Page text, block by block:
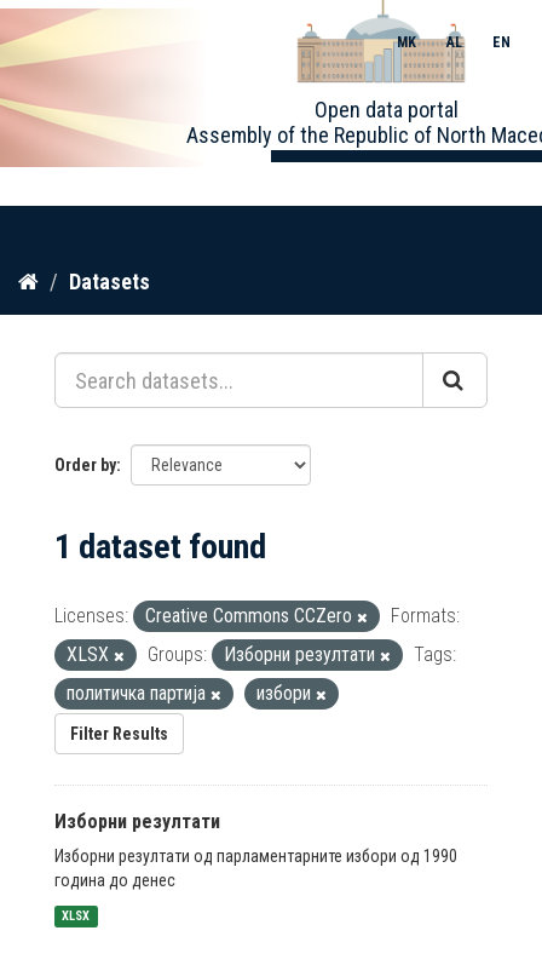
Skip
content
Open data portal
Assembly of the Republic of North
MK AL EN
Datasets
Order by
1 dataset found
Licenses: Creative Commons CCZero
Formats:
XLSX
Groups: Изборни резултати
Tags:
политичка партија
избори
Filter Results
Изборни резултати
Изборни резултати од парламентарните избори од 1990
година до денес
XLSX